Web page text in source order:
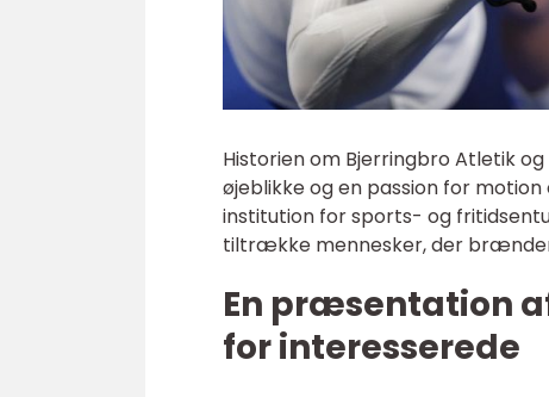
Historien om Bjerringbro Atletik
øjeblikke og en passion for
institution for sports- og
tiltrække mennesker, der
En præsentation
for interesserede